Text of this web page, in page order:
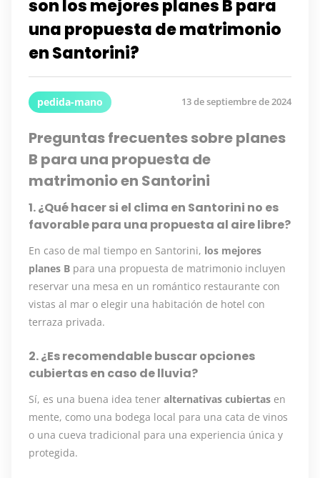
son los mejores planes B para
una propuesta de matrimonio
en Santorini?
pedida-mano 13 de septiembre de 2024
Preguntas frecuentes sobre planes
B para una propuesta de
matrimonio en Santorini
1. ¿Qué hacer si el clima en Santorini no es
favorable para una propuesta al aire libre?
En caso de mal tiempo en Santorini, los mejores
planes B para una propuesta de matrimonio incluyen
reservar una mesa en un romántico restaurante con
vistas al mar o elegir una habitación de hotel con
terraza privada.
2. ¿Es recomendable buscar opciones
cubiertas en caso de lluvia?
Sí, es una buena idea tener alternativas cubiertas en
mente, como una bodega local para una cata de vinos
o una cueva tradicional para una experiencia única y
protegida.